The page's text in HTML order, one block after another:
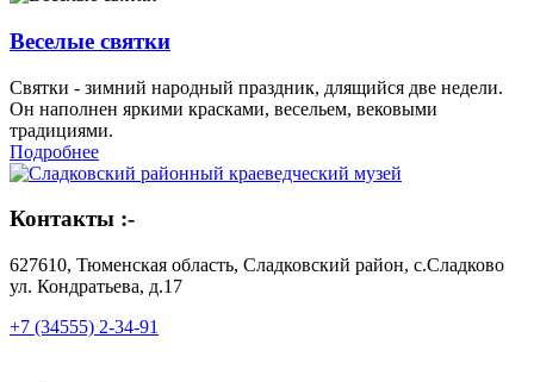
Веселые святки
Святки - зимний народный праздник, длящийся две недели.
Он наполнен яркими красками, весельем, вековыми
традициями.
Подробнее
Контакты :-
627610, Тюменская область, Сладковский район, с.Сладково
ул. Кондратьева, д.17
+7 (34555) 2-34-91